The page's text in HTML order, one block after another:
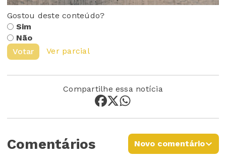
Gostou deste conteúdo?
Sim
Não
Votar
Ver parcial
Compartilhe essa notícia
Comentários Novo comentário